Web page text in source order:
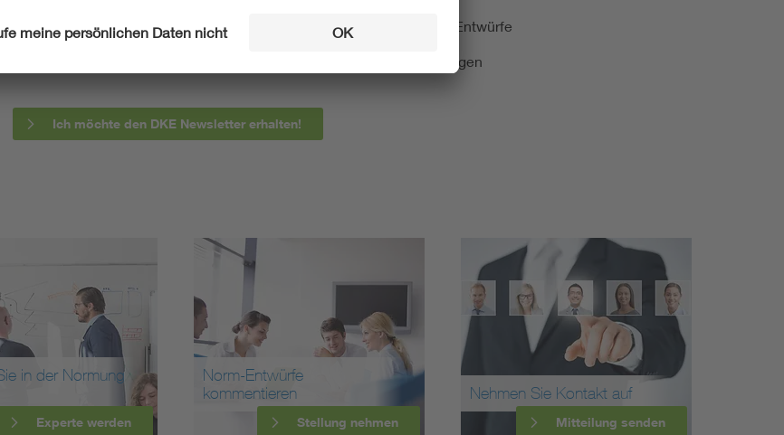
berichten wir über aktuelle Arbeitsergebnisse, Publikationen und Entwürfe
informieren wir Sie bereits frühzeitig über zukünftige Veranstaltungen
Ich möchte den DKE Newsletter erhalten!
in der Normung
Experte werden
Norm-Entwürfe
kommentieren
Stellung nehmen
Nehmen Sie Kontakt auf
Mitteilung senden